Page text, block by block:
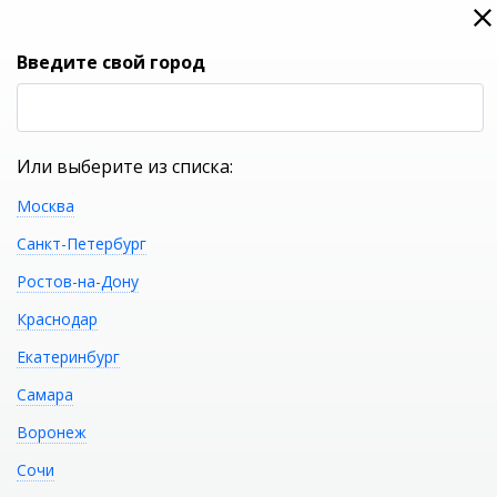
0
Акриловая ванна GEMY
G9030-A фурнитура золото
Введите свой город
Или выберите из списка:
Москва
Санкт-Петербург
Ростов-на-Дону
Краснодар
Екатеринбург
Самара
Воронеж
Сочи